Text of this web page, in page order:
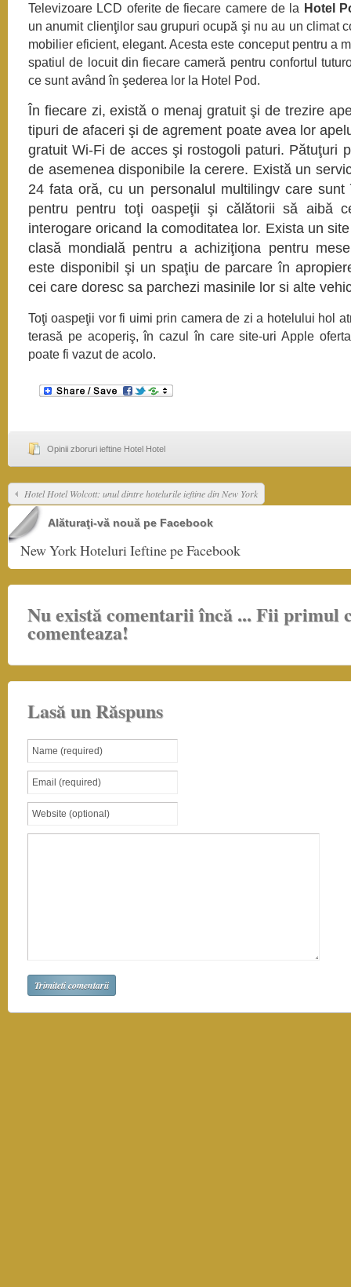
Televizoare LCD oferite de fiecare camere de la Hotel
un anumit clienţilor sau grupuri ocupă şi nu au un climat
mobilier eficient, elegant. Acesta este conceput pentru a
spatiul de locuit din fiecare cameră pentru confortul
ce sunt având în şederea lor la Hotel Pod.
În fiecare zi, există o menaj gratuit şi de trezire
tipuri de afaceri şi de agrement poate avea lor
gratuit Wi-Fi de acces şi rostogoli paturi. Pătuţuri
de asemenea disponibile la cerere. Există un
24 fata oră, cu un personalul multilingv care sunt
pentru pentru toţi oaspeţii şi călătorii să aibă
interogare oricand la comoditatea lor. Exista un
clasă mondială pentru a achiziţiona pentru
este disponibil şi un spaţiu de parcare în
cei care doresc sa parchezi masinile lor si alte
Toţi oaspeţii vor fi uimi prin camera de zi a hotelului hol
terasă pe acoperiş, în cazul în care site-uri Apple
poate fi vazut de acolo.
Opinii zboruri ieftine Hotel Hotel
Hotel Hotel Wolcott: unul dintre hotelurile ieftine din New York
Alăturaţi-vă nouă pe Facebook
New York Hoteluri Ieftine pe Facebook
Nu există comentarii încă ...Fii primul
comenteaza!
Lasă un Răspuns